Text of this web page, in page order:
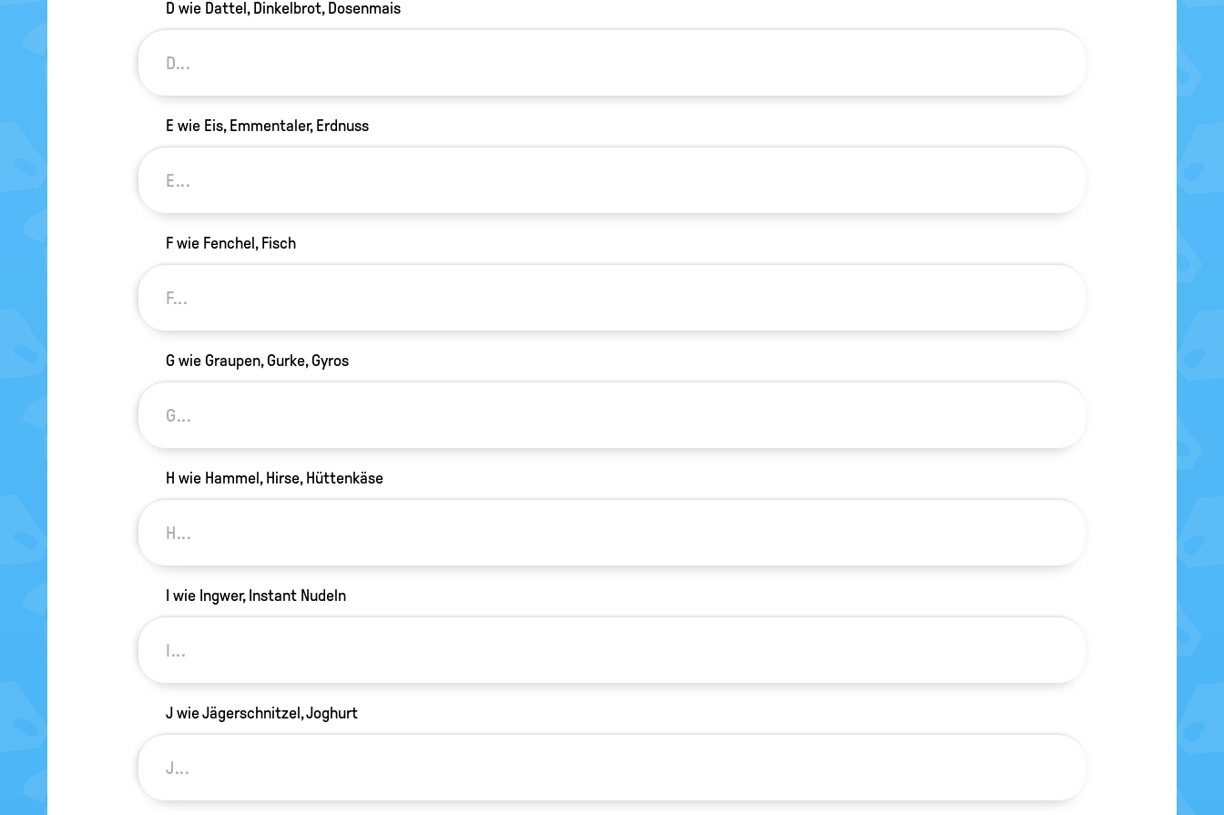
D wie Dattel, Dinkelbrot, Dosenmais
E wie Eis, Emmentaler, Erdnuss
F wie Fenchel, Fisch
G wie Graupen, Gurke, Gyros
H wie Hammel, Hirse, Hüttenkäse
I wie Ingwer, Instant Nudeln
J wie Jägerschnitzel, Joghurt